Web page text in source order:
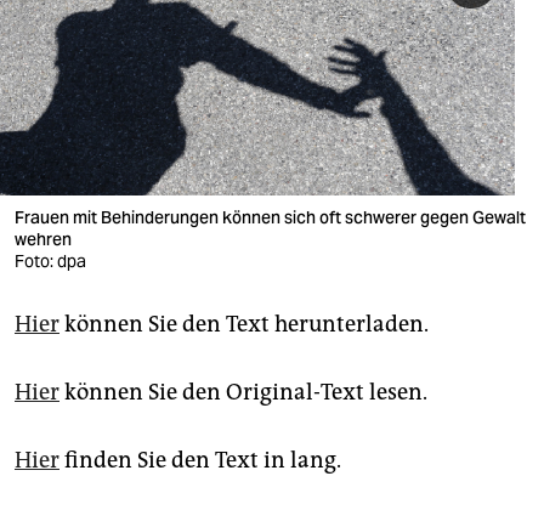
berlin
nord
wahrheit
verlag
verlag
veranstaltungen
shop
abo
Frauen mit Behinderungen können sich oft schwerer gegen Gewalt
wehren
Foto: dpa
Hierkönnen Sie den Text herunterladen.
Hierkönnen Sie den Original-Text lesen.
Hierfinden Sie den Text in lang.